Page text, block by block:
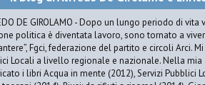
DE GIROLAMO - Dopo un lungo periodo di
politica è diventata lavoro, sono tornato a
Fgci, federazione del partito e circoli Arci.
Locali a livello regionale e nazionale. Nella
i libri Acqua in mente (2012), Servizi Pubblici